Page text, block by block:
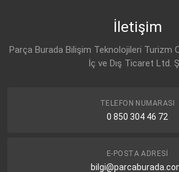
İletişim
Parça Burada Bilişim Teknolojileri Turizm
İç ve Dış Ticaret Ltd.
TELEFON NUMARASI
0 850 304 46 72
E-POSTA ADRESI